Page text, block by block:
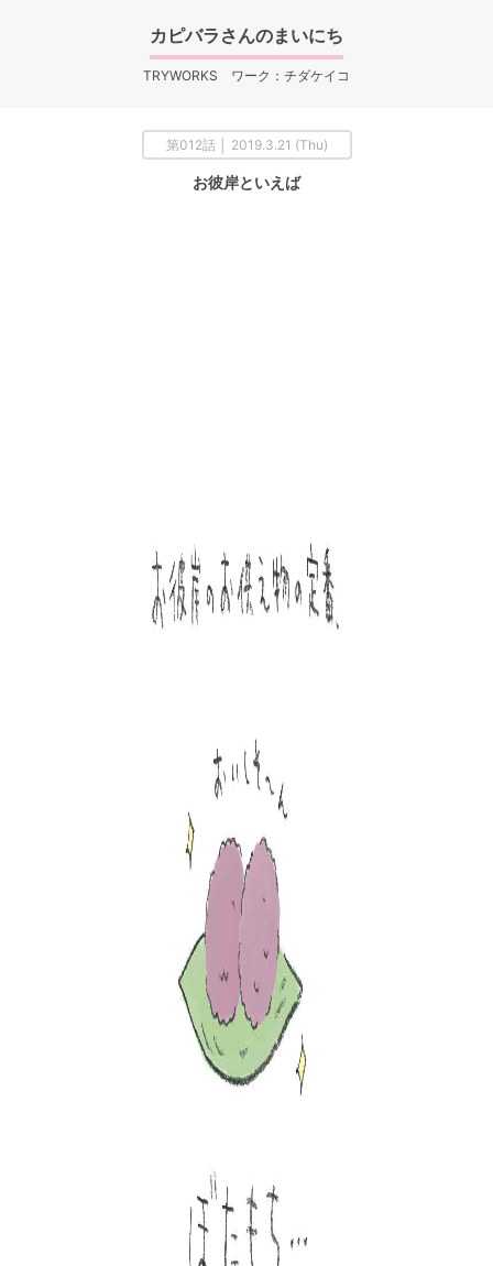
カピバラさんのまいにち
TRYWORKS ワーク：チダケイコ
第012話 │ 2019.3.21 (Thu)
お彼岸といえば